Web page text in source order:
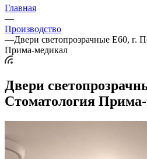
Главная
—
Производство
—Двери светопрозрачные Е60, г.
Прима-медикал
Двери
Стоматология